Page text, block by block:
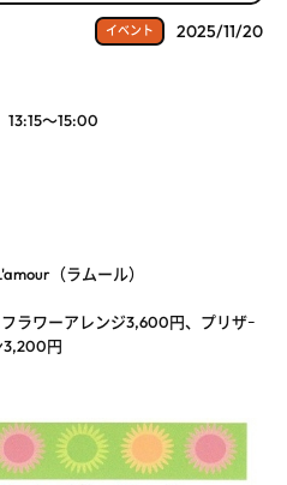
イベント 2025/11/20
13:15～15:00
（ラムール）
ラワーアレンジ3,600円、プリザｰ
3,200円